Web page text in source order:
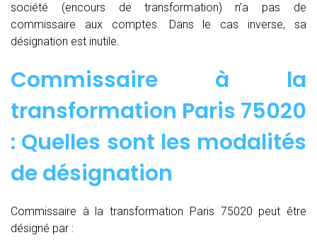
société (encours de transformation) n’a pas de
commissaire aux comptes. Dans le cas inverse, sa
désignation est inutile.
Commissaire à la
transformation Paris 75020
: Quelles sont les modalités
de désignation
Commissaire à la transformation Paris 75020 peut être
désigné par :